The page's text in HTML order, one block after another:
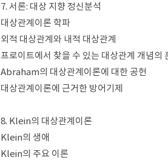
7. 서론: 대상 지향 정신분석
대상관계이론 학파
외적 대상관계와 내적 대상관계
프로이트에서 찾을 수 있는 대상관계 개념의
Abraham의 대상관계이론에 대한 공헌
대상관계이론에 근거한 방어기제
8. Klein의 대상관계이론
Klein의 생애
Klein의 주요 이론